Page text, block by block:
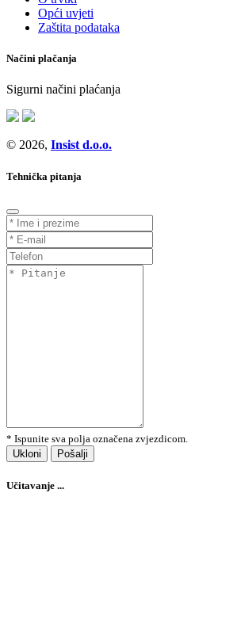
Opći uvjeti
Zaštita podataka
Načini plačanja
Sigurni načini plaćanja
© 2026, Insist d.o.o.
Tehnička pitanja
* Ispunite sva polja označena zvjezdicom.
Ukloni
Pošalji
Učitavanje ...